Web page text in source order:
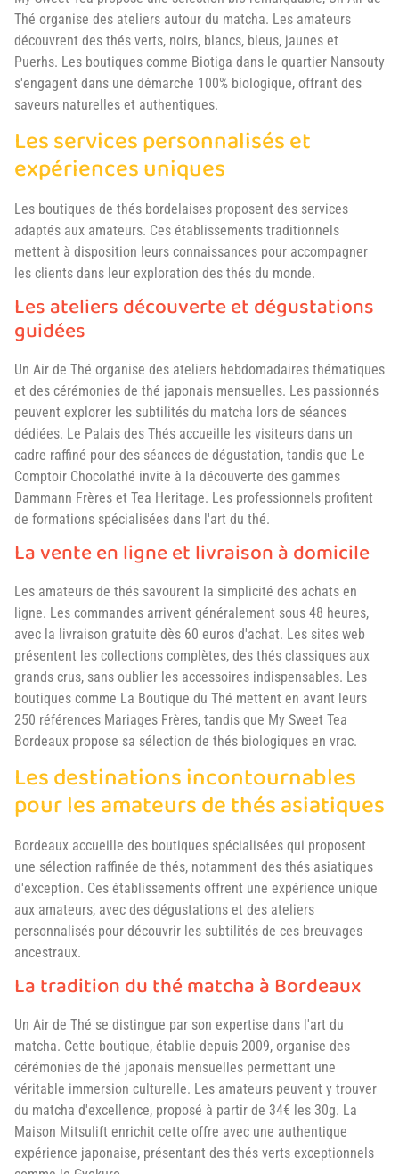
Thé organise des ateliers autour du matcha. Les amateurs
découvrent des thés verts, noirs, blancs, bleus, jaunes et
Puerhs. Les boutiques comme Biotiga dans le quartier Nansouty
s'engagent dans une démarche 100% biologique, offrant des
saveurs naturelles et authentiques.
Les services personnalisés et
expériences uniques
Les boutiques de thés bordelaises proposent des services
adaptés aux amateurs. Ces établissements traditionnels
mettent à disposition leurs connaissances pour accompagner
les clients dans leur exploration des thés du monde.
Les ateliers découverte et dégustations
guidées
Un Air de Thé organise des ateliers hebdomadaires thématiques
et des cérémonies de thé japonais mensuelles. Les passionnés
peuvent explorer les subtilités du matcha lors de séances
dédiées. Le Palais des Thés accueille les visiteurs dans un
cadre raffiné pour des séances de dégustation, tandis que Le
Comptoir Chocolathé invite à la découverte des gammes
Dammann Frères et Tea Heritage. Les professionnels profitent
de formations spécialisées dans l'art du thé.
La vente en ligne et livraison à domicile
Les amateurs de thés savourent la simplicité des achats en
ligne. Les commandes arrivent généralement sous 48 heures,
avec la livraison gratuite dès 60 euros d'achat. Les sites web
présentent les collections complètes, des thés classiques aux
grands crus, sans oublier les accessoires indispensables. Les
boutiques comme La Boutique du Thé mettent en avant leurs
250 références Mariages Frères, tandis que My Sweet Tea
Bordeaux propose sa sélection de thés biologiques en vrac.
Les destinations incontournables
pour les amateurs de thés asiatiques
Bordeaux accueille des boutiques spécialisées qui proposent
une sélection raffinée de thés, notamment des thés asiatiques
d'exception. Ces établissements offrent une expérience unique
aux amateurs, avec des dégustations et des ateliers
personnalisés pour découvrir les subtilités de ces breuvages
ancestraux.
La tradition du thé matcha à Bordeaux
Un Air de Thé se distingue par son expertise dans l'art du
matcha. Cette boutique, établie depuis 2009, organise des
cérémonies de thé japonais mensuelles permettant une
véritable immersion culturelle. Les amateurs peuvent y trouver
du matcha d'excellence, proposé à partir de 34€ les 30g. La
Maison Mitsulift enrichit cette offre avec une authentique
expérience japonaise, présentant des thés verts exceptionnels